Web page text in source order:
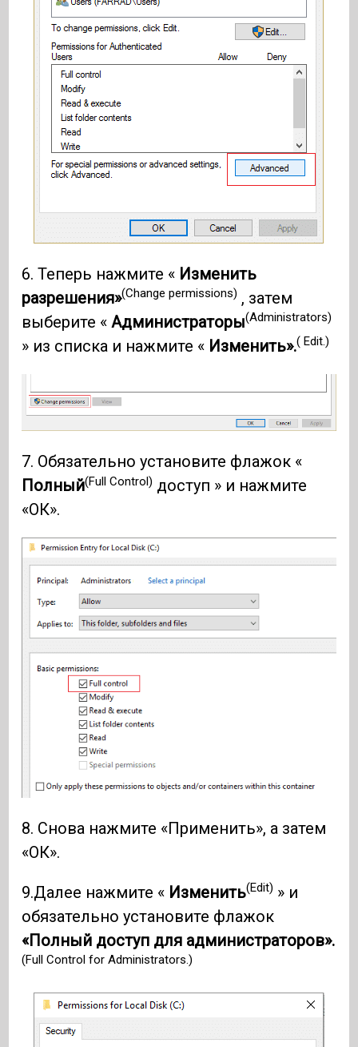
6. Теперь нажмите « Изменить
разрешения»(Change permissions) , затем
выберите « Администраторы(Administrators)
» из списка и нажмите « Изменить».( Edit.)
7. Обязательно установите флажок «
Полный(Full Control) доступ » и нажмите
«ОК».
8. Снова нажмите «Применить», а затем
«ОК».
9.Далее нажмите « Изменить(Edit) » и
обязательно установите флажок
«Полный доступ для администраторов».
(Full Control for Administrators.)